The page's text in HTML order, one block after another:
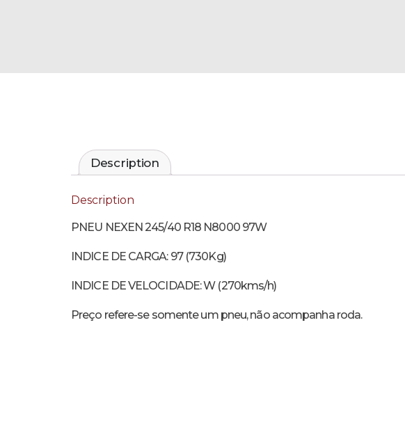
Description
Description
PNEU NEXEN 245/40 R18 N8000 97W
INDICE DE CARGA: 97 (730Kg)
INDICE DE VELOCIDADE: W (270kms/h)
Preço refere-se somente um pneu, não acompanha roda.